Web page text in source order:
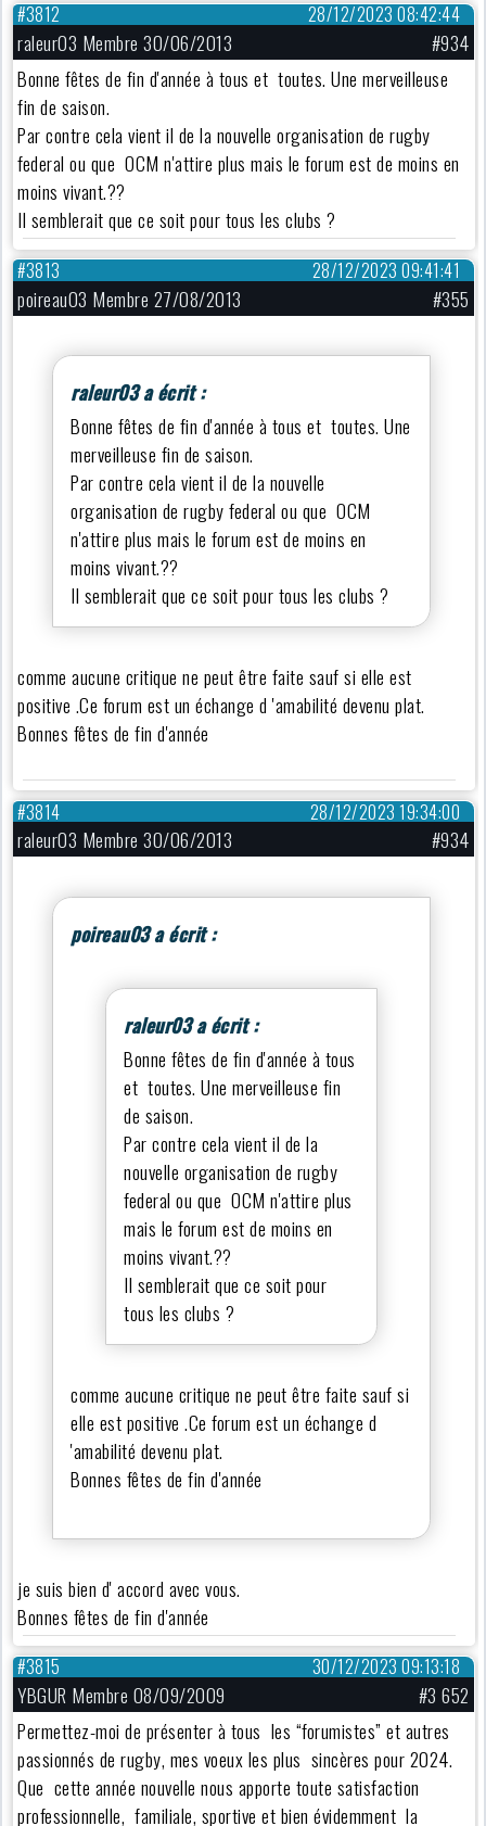
28/12/2023 08:42:44
#3812
raleur03 Membre 30/06/2013
#934
Bonne fêtes de fin d'année à tous et toutes. Une merveilleuse
fin de saison.
Par contre cela vient il de la nouvelle organisation de rugby
federal ou que OCM n'attire plus mais le forum est de moins en
moins vivant.??
Il semblerait que ce soit pour tous les clubs ?
28/12/2023 09:41:41
#3813
poireau03 Membre 27/08/2013 #355
raleur03 a écrit :
Bonne fêtes de fin d'année à tous et toutes. Une
merveilleuse fin de saison.
Par contre cela vient il de la nouvelle
organisation de rugby federal ou que OCM
n'attire plus mais le forum est de moins en
moins vivant.??
Il semblerait que ce soit pour tous les clubs ?
comme aucune critique ne peut être faite sauf si elle est
positive .Ce forum est un échange d 'amabilité devenu plat.
Bonnes fêtes de fin d'année
28/12/2023 19:34:00
#3814
raleur03 Membre 30/06/2013 #934
poireau03 a écrit :
raleur03 a écrit :
Bonne fêtes de fin d'année à tous
et toutes. Une merveilleuse fin
de saison.
Par contre cela vient il de la
nouvelle organisation de rugby
federal ou que OCM n'attire plus
mais le forum est de moins en
moins vivant.??
Il semblerait que ce soit pour
tous les clubs ?
comme aucune critique ne peut être faite sauf si
elle est positive .Ce forum est un échange d
'amabilité devenu plat.
Bonnes fêtes de fin d'année
je suis bien d' accord avec vous.
Bonnes fêtes de fin d'année
30/12/2023 09:13:18
#3815
YBGUR Membre 08/09/2009
#3 652
Permettez-moi de présenter à tous les “forumistes” et autres
passionnés de rugby, mes voeux les plus sincères pour 2024.
Que cette année nouvelle nous apporte toute satisfaction
professionnelle, familiale, sportive et bien évidemment la